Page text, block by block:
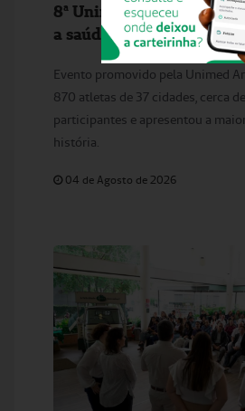
8ª Unimed Run bate
a saúde
Evento promovido pela Unimed
870 atletas de 37 cidades, cerca
participantes e apresentou a
história.
04 de Agosto de 2026